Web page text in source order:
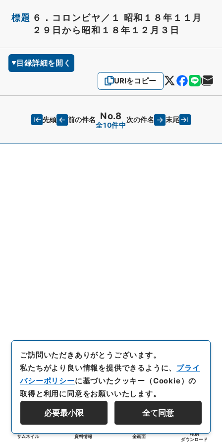
標題 ６．コロンビヤ／１ 昭和１８年１１月
２９日から昭和１８年１２月３日
目録詳細を開く
URIをコピー
先頭 前の件名 No.8
全10件中
次の件名 末尾
サムネイル 資料情報 全画面
印刷
ダウンロード
ご訪問いただきありがとうございます。
私たちがより良い情報を提供できるように、 プライ
バシーポリシーに基づいたクッキー（Cookie）の
取得と利用に同意をお願いいたします。
必要最小限 全て同意